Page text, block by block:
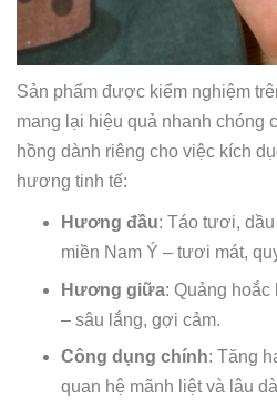
Sản phẩm được kiểm nghiệm
mang lại hiệu quả nhanh chóng
hồng dành riêng cho việc kích
hương tinh tế:
Hương đầu: Táo tươi,
miền Nam Ý – tươi mát,
Hương giữa: Quảng
– sâu lắng, gợi cảm.
Công dụng chính: Tăng
quan hệ mãnh liệt và lâu